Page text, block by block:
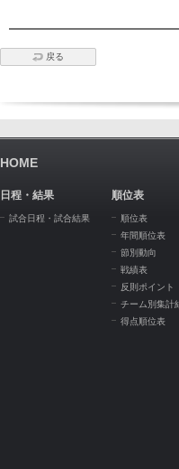
戻る
HOME
日程・結果
試合日程・試合結果
順位表
順位表
年間順位表
節別動向
戦績表
反則ポイント
チーム別集計
得点順位表